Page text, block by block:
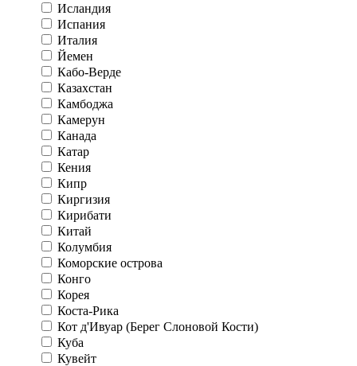
Исландия
Испания
Италия
Йемен
Кабо-Верде
Казахстан
Камбоджа
Камерун
Канада
Катар
Кения
Кипр
Киргизия
Кирибати
Китай
Колумбия
Коморские острова
Конго
Корея
Коста-Рика
Кот д'Ивуар (Берег Слоновой Кости)
Куба
Кувейт